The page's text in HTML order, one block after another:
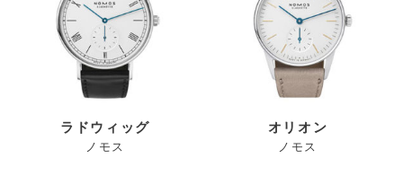
ラドウィッグ
ノモス
オリオン
ノモス